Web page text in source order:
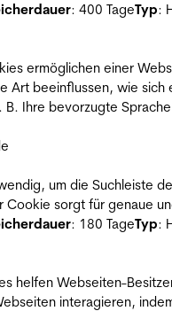
: 400 TageTyp:
ermöglichen einer
Art beeinflussen, wie
B. Ihre bevorzugte
um die Suchleiste
Cookie sorgt für genaue
: 180 TageTyp:
helfen Webseiten-
interagieren,